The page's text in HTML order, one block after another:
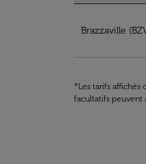
Brazzaville
*Les tarifs affichés
facultatifs peuvent